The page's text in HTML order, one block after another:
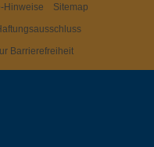
Hinweise
Sitemap
Barrierefreiheit